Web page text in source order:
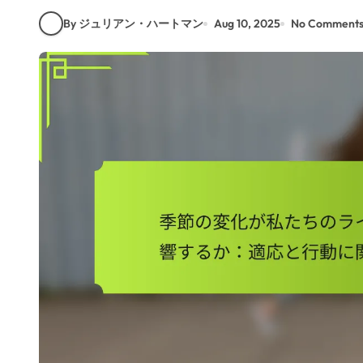
By ジュリアン・ハートマン Aug 10, 2025 No Comments